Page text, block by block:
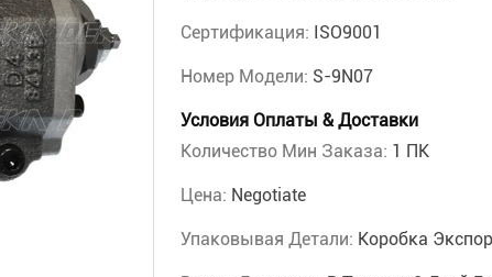
Сертификация: ISO9001
Номер Модели: S-9N07
Условия Оплаты & Доставки
Количество Мин Заказа: 1 ПК
Цена: Negotiate
Упаковывая Детали: Коробка